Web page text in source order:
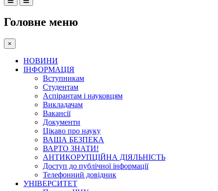
Головне меню
×
НОВИНИ
ІНФОРМАЦІЯ
Вступникам
Студентам
Аспірантам і науковцям
Викладачам
Вакансії
Документи
Цікаво про науку
ВАША БЕЗПЕКА
ВАРТО ЗНАТИ!
АНТИКОРУПЦІЙНА ДІЯЛЬНІСТЬ
Доступ до публічної інформації
Телефонний довідник
УНІВЕРСИТЕТ